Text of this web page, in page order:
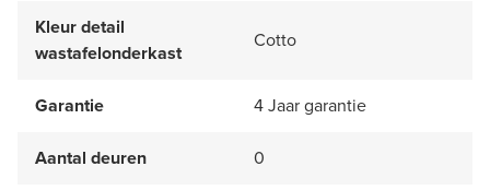
Kleur detail
wastafelonderkast
Cotto
Garantie 4 Jaar garantie
Aantal deuren 0